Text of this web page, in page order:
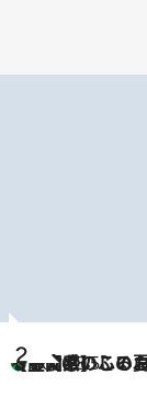
2026.8.5
【静岡県】この夏絶対食べたい 冷やしておいしいおやつ3